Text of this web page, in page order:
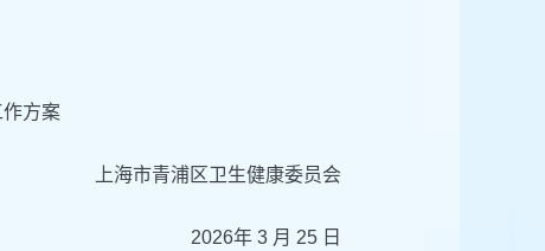
方案
上海市青浦区卫生健康委员会
2026年 3 月 25 日